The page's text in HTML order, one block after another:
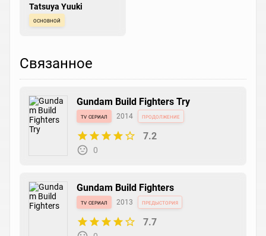
Tatsuya Yuuki
основной
Связанное
Gundam Build Fighters Try
tv сериал 2014 продолжение
7.2
0
Gundam Build Fighters
tv сериал 2013 предыстория
7.7